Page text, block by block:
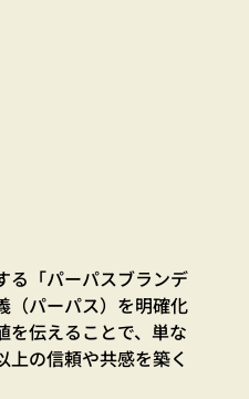
る「パーパスブランデ
（パーパス）を明確化
を伝えることで、単な
上の信頼や共感を築く